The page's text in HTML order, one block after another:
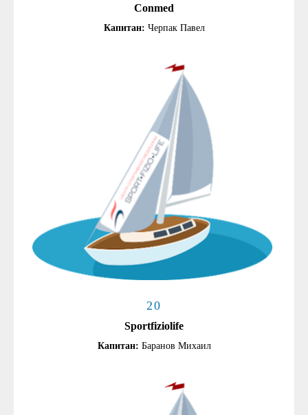
Conmed
Капитан: Черпак Павел
20
Sportfiziolife
Капитан: Баранов Михаил